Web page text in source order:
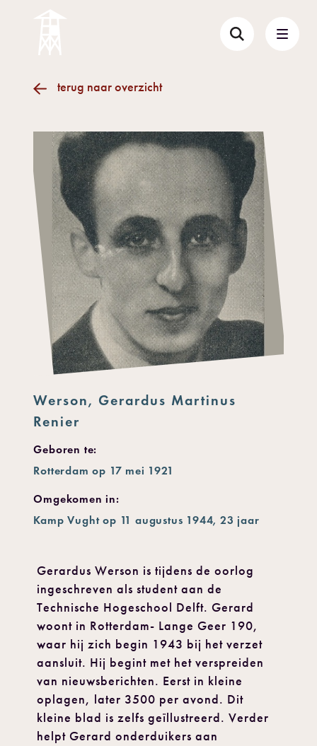
terug naar overzicht
Werson, Gerardus Martinus
Renier
Geboren te:
Rotterdam op 17 mei 1921
Omgekomen in:
Kamp Vught op 11 augustus 1944, 23 jaar
Gerardus Werson is tijdens de oorlog
ingeschreven als student aan de
Technische Hogeschool Delft. Gerard
woont in Rotterdam- Lange Geer 190,
waar hij zich begin 1943 bij het verzet
aansluit. Hij begint met het verspreiden
van nieuwsberichten. Eerst in kleine
oplagen, later 3500 per avond. Dit
kleine blad is zelfs geïllustreerd. Verder
helpt Gerard onderduikers aan